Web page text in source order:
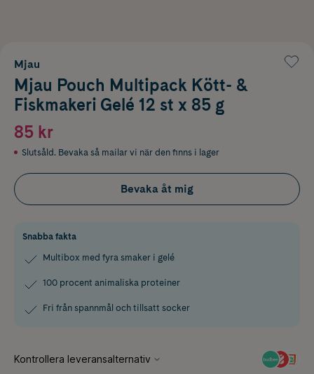
Mjau
Mjau Pouch Multipack Kött- &
Fiskmakeri Gelé 12 st x 85 g
85 kr
Slutsåld. Bevaka så mailar vi när den finns i lager
Bevaka åt mig
Snabba fakta
Multibox med fyra smaker i gelé
100 procent animaliska proteiner
Fri från spannmål och tillsatt socker